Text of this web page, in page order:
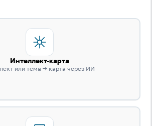
Интеллект-карта
или тема → карта через ИИ